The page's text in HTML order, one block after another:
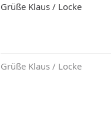
Grüße Klaus / Locke
Grüße Klaus / Locke